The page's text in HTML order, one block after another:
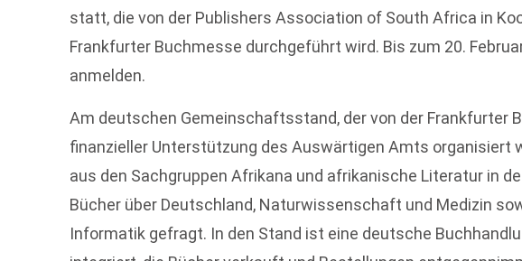
statt, die von der Publishers Association of South Africa in
Frankfurter Buchmesse durchgeführt wird. Bis zum 20.
anmelden.
Am deutschen Gemeinschaftsstand, der von der Frankfurter
finanzieller Unterstützung des Auswärtigen Amts organisiert
aus den Sachgruppen Afrikana und afrikanische Literatur in
Bücher über Deutschland, Naturwissenschaft und Medizin
Informatik gefragt. In den Stand ist eine deutsche